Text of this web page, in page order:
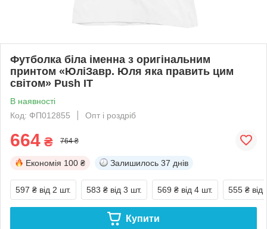
Футболка біла іменна з оригінальним
принтом «ЮліЗавр. Юля яка править цим
світом» Push IT
В наявності
Код: ФП012855
Опт і роздріб
664 ₴ 764 ₴
Економія 100 ₴ Залишилось 37 днів
597 ₴ від 2 шт. 583 ₴ від 3 шт. 569 ₴ від 4 шт. 555 ₴ від
Купити